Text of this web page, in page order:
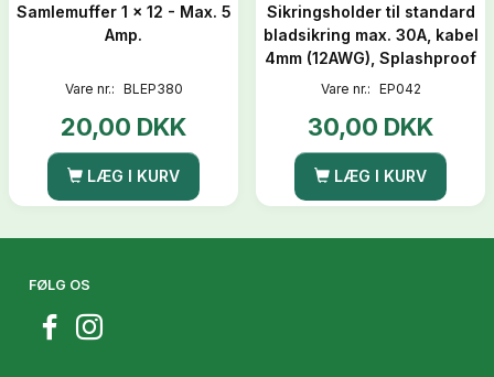
Samlemuffer 1 x 12 - Max. 5
Amp.
Vare nr.: BLEP380
20,00 DKK
LÆG I KURV
Sikringsholder til standard
bladsikring max. 30A, kabel
4mm (12AWG), Splashproof
Vare nr.: EP042
30,00 DKK
LÆG I KURV
FØLG OS